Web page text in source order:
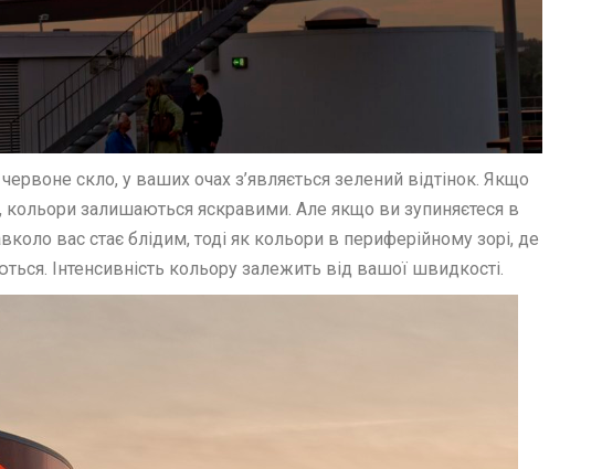
скло, у ваших очах з’являється зелений відтінок. Якщо
залишаються яскравими. Але якщо ви зупиняєтеся в
вас стає блідим, тоді як кольори в периферійному зорі, де
Інтенсивність кольору залежить від вашої швидкості.